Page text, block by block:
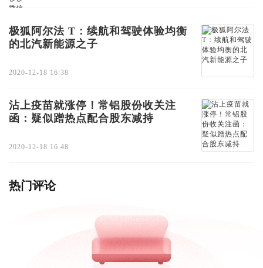
极狐阿尔法 T：续航和驾驶体验均衡
的北汽新能源之子
2020-12-18 16:38
沾上疫苗就涨停！常铝股份收关注
函：疑似蹭热点配合股东减持
2020-12-18 16:48
热门评论